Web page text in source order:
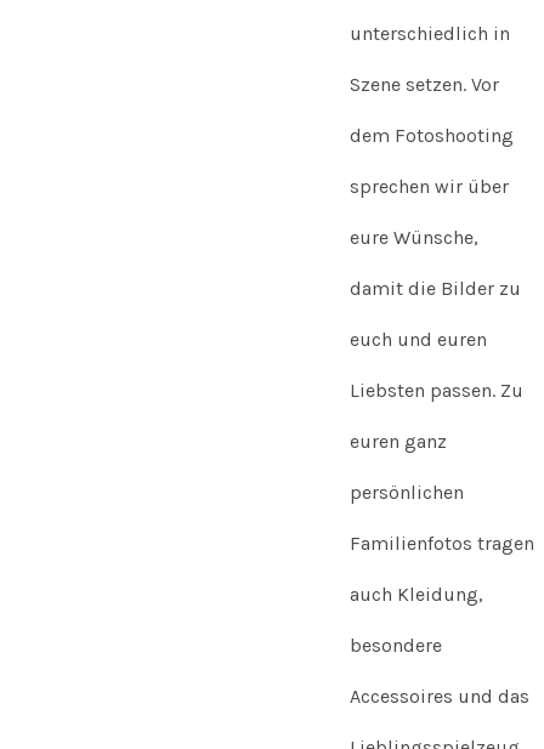
unterschiedlich in
Szene setzen. Vor
dem Fotoshooting
sprechen wir über
eure Wünsche,
damit die Bilder zu
euch und euren
Liebsten passen. Zu
euren ganz
persönlichen
Familienfotos tragen
auch Kleidung,
besondere
Accessoires und das